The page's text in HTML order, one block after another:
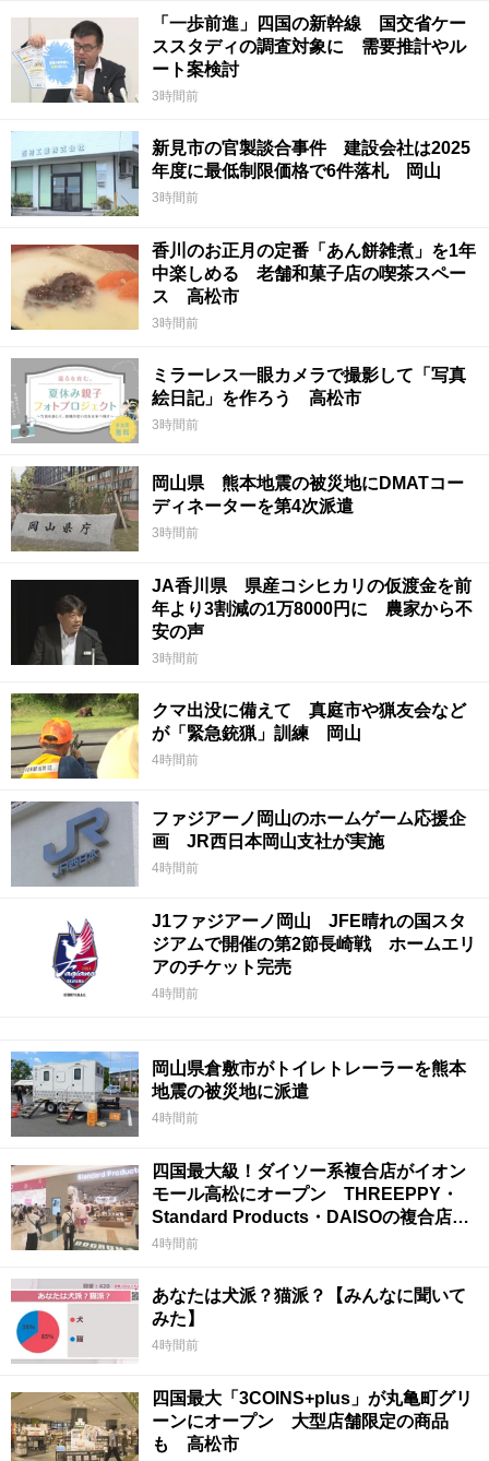
「一歩前進」四国の新幹線 国交省ケー
ススタディの調査対象に 需要推計やル
ート案検討
3時間前
新見市の官製談合事件 建設会社は2025
年度に最低制限価格で6件落札 岡山
3時間前
香川のお正月の定番「あん餅雑煮」を1年
中楽しめる 老舗和菓子店の喫茶スペー
ス 高松市
3時間前
ミラーレス一眼カメラで撮影して「写真
絵日記」を作ろう 高松市
3時間前
岡山県 熊本地震の被災地にDMATコー
ディネーターを第4次派遣
3時間前
JA香川県 県産コシヒカリの仮渡金を前
年より3割減の1万8000円に 農家から不
安の声
3時間前
クマ出没に備えて 真庭市や猟友会など
が「緊急銃猟」訓練 岡山
4時間前
ファジアーノ岡山のホームゲーム応援企
画 JR西日本岡山支社が実施
4時間前
J1ファジアーノ岡山 JFE晴れの国スタ
ジアムで開催の第2節長崎戦 ホームエリ
アのチケット完売
4時間前
岡山県倉敷市がトイレトレーラーを熊本
地震の被災地に派遣
4時間前
四国最大級！ダイソー系複合店がイオン
モール高松にオープン THREEPPY・
Standard Products・DAISOの複合店は
香川県初
4時間前
あなたは犬派？猫派？【みんなに聞いて
みた】
4時間前
四国最大「3COINS+plus」が丸亀町グリ
ーンにオープン 大型店舗限定の商品
も 高松市